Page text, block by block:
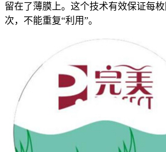
留在了薄膜上。这个技术有效保证每
次，不能重复“利用”。